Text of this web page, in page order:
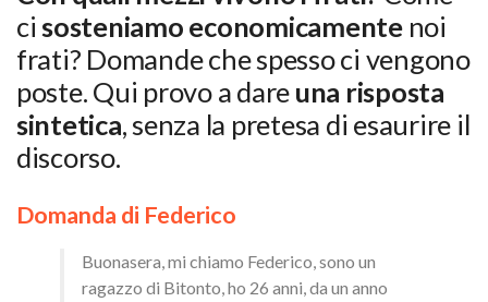
ci sosteniamo economicamentenoi
frati? Domandeche spesso ci vengono
poste. Qui provo a dare una risposta
sintetica, senza la pretesa di esaurire il
discorso.
Domanda di Federico
Buonasera, mi chiamo Federico, sono un
ragazzo di Bitonto, ho 26 anni, da un anno